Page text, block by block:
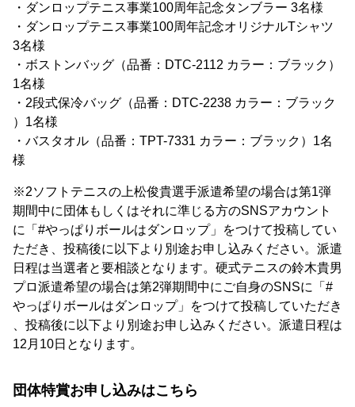
・ダンロップテニス事業100周年記念タンブラー 3名様
・ダンロップテニス事業100周年記念オリジナルTシャツ
3名様
・ボストンバッグ（品番：DTC-2112 カラー：ブラック）
1名様
・2段式保冷バッグ（品番：DTC-2238 カラー：ブラック
）1名様
・バスタオル（品番：TPT-7331 カラー：ブラック）1名
様
※2ソフトテニスの上松俊貴選手派遣希望の場合は第1弾
期間中に団体もしくはそれに準じる方のSNSアカウント
に「#やっぱりボールはダンロップ」をつけて投稿してい
ただき、投稿後に以下より別途お申し込みください。派遣
日程は当選者と要相談となります。硬式テニスの鈴木貴男
プロ派遣希望の場合は第2弾期間中にご自身のSNSに「#
やっぱりボールはダンロップ」をつけて投稿していただき
、投稿後に以下より別途お申し込みください。派遣日程は
12月10日となります。
団体特賞お申し込みはこちら